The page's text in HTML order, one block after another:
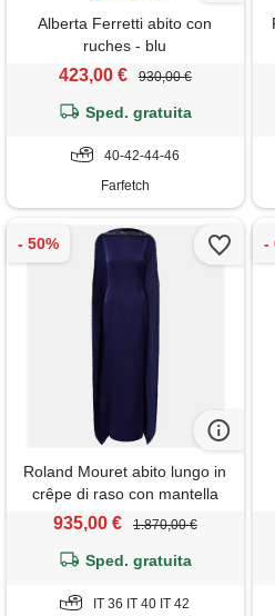
Alberta Ferretti abito con
ruches - blu
423,00 € 930,00 €
Sped. gratuita
40-42-44-46
Farfetch
Roland Mouret abito lungo in
crêpe di raso con mantella
935,00 € 1.870,00 €
Sped. gratuita
IT 36 IT 40 IT 42